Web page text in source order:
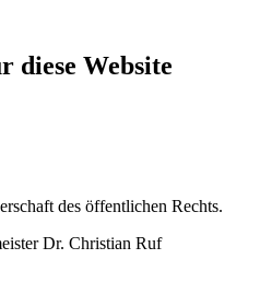
diese Website
des öffentlichen Rechts.
Dr. Christian Ruf